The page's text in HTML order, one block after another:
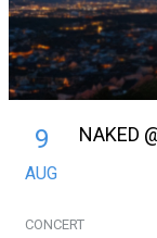
9
AUG
NAKED
CONCERT